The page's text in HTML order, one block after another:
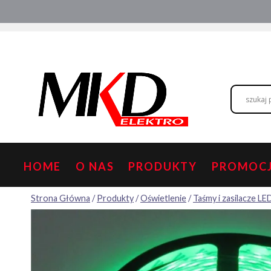
do
HOME O NAS PRODUKTY
Strona Główna / Produkty/Oświetlenie/ Taśmy i zasilacze